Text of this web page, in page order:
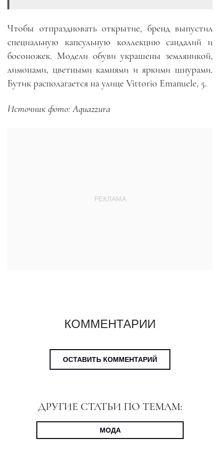
Чтобы отпраздновать открытие, бренд выпустил
специальную капсульную коллекцию сандалий и
босоножек. Модели обуви украшены земляникой,
лимонами, цветными камнями и яркими шнурами.
Бутик располагается на улице Vittorio Emanuele, 5.
Источник фото: Aquazzura
КОММЕНТАРИИ
ОСТАВИТЬ КОММЕНТАРИЙ
ДРУГИЕ СТАТЬИ ПО ТЕМАМ:
МОДА